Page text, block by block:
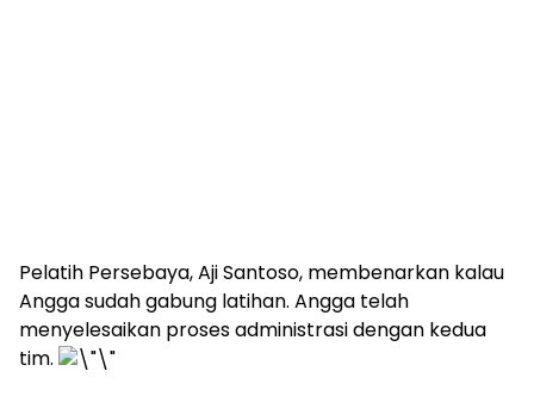
Pelatih Persebaya, Aji Santoso, membenarkan kalau
Angga sudah gabung latihan. Angga telah
menyelesaikan proses administrasi dengan kedua
tim.